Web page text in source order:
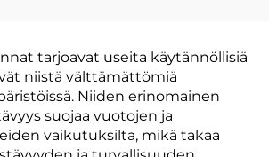
tarjoavat useita käytännöllisiä
niistä välttämättömiä
Niiden erinomainen
suojaa vuotojen ja
vaikutuksilta, mikä takaa